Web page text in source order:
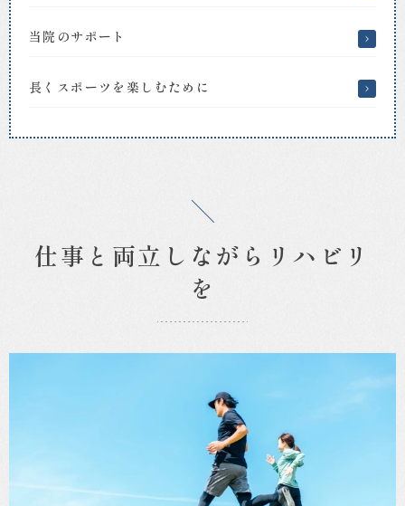
ハ
ビ
リ
テ
ー
シ
ョ
当院のサポート
長くスポーツを楽しむために
仕事と両立しながらリハビリ
を